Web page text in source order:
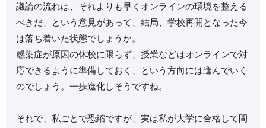
議論の流れは、それよりも早くオンラインの環境を整える
べきだ、という意見があって、結局、学校再開となった今
は落ち着いた状態でしょうか。
感染症が原因の休校に限らず、授業などはオンラインで対
応できるように準備しておく、という方向には進んでいく
のでしょう。一歩進化しそうですね。
それで、私ごとで恐縮ですが、実は私が大学に合格して間